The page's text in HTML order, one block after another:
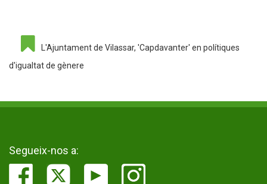
L'Ajuntament de Vilassar, 'Capdavanter' en polítiques
d'igualtat de gènere
Segueix-nos a: